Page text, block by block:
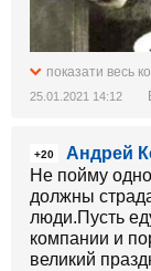
показати весь
25.01.2021 14:12
+20
Андрей
Не пойму
должны
люди.Пусть
компании и
великий